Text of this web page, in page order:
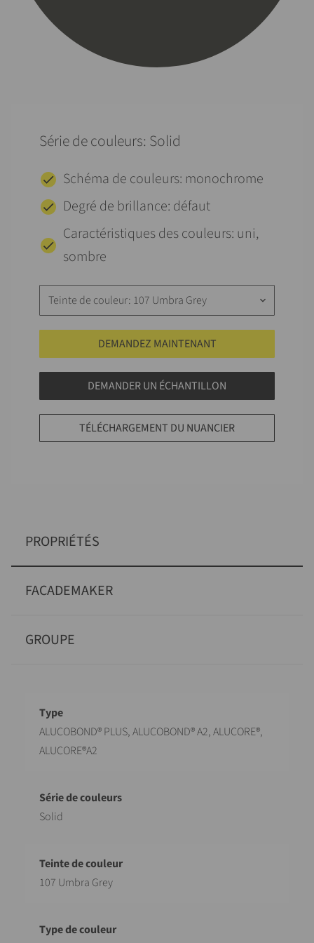
Série de couleurs: Solid
Schéma de couleurs: monochrome
Degré de brillance: défaut
Caractéristiques des couleurs: uni,
sombre
Teinte de couleur: 107 Umbra Grey keyboard_arrow_down
DEMANDEZ MAINTENANT
DEMANDER UN ÉCHANTILLON
TÉLÉCHARGEMENT DU NUANCIER
PROPRIÉTÉS
FACADEMAKER
GROUPE
Désignation
ALUCOBOND® PLUS, ALUCOBOND® A2, ALUCORE®,
ALUCORE®A2
Solid
107 Umbra Grey